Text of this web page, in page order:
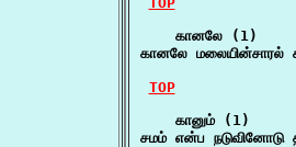
    கானலே (1)
கானலே
TOP
    கானும் (1)
சமம் என்ப